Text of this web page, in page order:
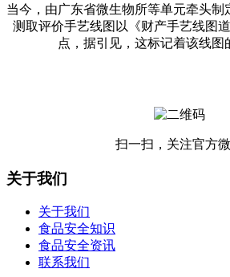
当今，由广东省微生物所等单元牵头制
测取评价手艺线图以《财产手艺线图
点，据引见，这标记着该线图
扫一扫，关注官方
关于我们
关于我们
食品安全知识
食品安全资讯
联系我们